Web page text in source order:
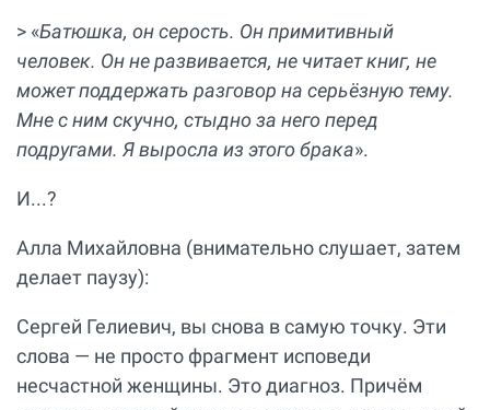
> «Батюшка, он серость. Он примитивный
человек. Он не развивается, не читает книг, не
может поддержать разговор на серьёзную тему.
Мне с ним скучно, стыдно за него перед
подругами. Я выросла из этого брака».
И...?
Алла Михайловна (внимательно слушает, затем
делает паузу):
Сергей Гелиевич, вы снова в самую точку. Эти
слова — не просто фрагмент исповеди
несчастной женщины. Это диагноз. Причём